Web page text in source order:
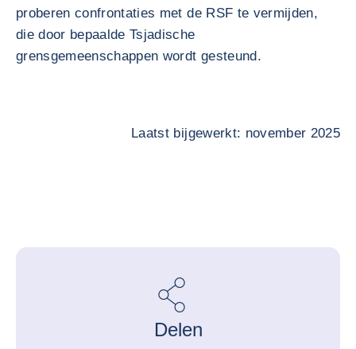
proberen confrontaties met de RSF te vermijden,
die door bepaalde Tsjadische
grensgemeenschappen wordt gesteund.
Laatst bijgewerkt: november 2025
Delen